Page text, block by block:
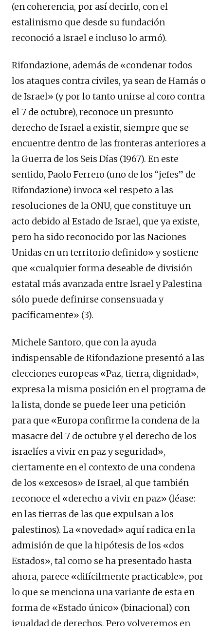
(en coherencia, por así decirlo, con el
estalinismo que desde su fundación
reconoció a Israel e incluso lo armó).
Rifondazione, además de «condenar todos
los ataques contra civiles, ya sean de Hamás o
de Israel» (y por lo tanto unirse al coro contra
el 7 de octubre), reconoce un presunto
derecho de Israel a existir, siempre que se
encuentre dentro de las fronteras anteriores a
la Guerra de los Seis Días (1967). En este
sentido, Paolo Ferrero (uno de los “jefes” de
Rifondazione) invoca «el respeto a las
resoluciones de la ONU, que constituye un
acto debido al Estado de Israel, que ya existe,
pero ha sido reconocido por las Naciones
Unidas en un territorio definido» y sostiene
que «cualquier forma deseable de división
estatal más avanzada entre Israel y Palestina
sólo puede definirse consensuada y
pacíficamente» (3).
Michele Santoro, que con la ayuda
indispensable de Rifondazione presentó a las
elecciones europeas «Paz, tierra, dignidad»,
expresa la misma posición en el programa de
la lista, donde se puede leer una petición
para que «Europa confirme la condena de la
masacre del 7 de octubre y el derecho de los
israelíes a vivir en paz y seguridad»,
ciertamente en el contexto de una condena
de los «excesos» de Israel, al que también
reconoce el «derecho a vivir en paz» (léase:
en las tierras de las que expulsan a los
palestinos). La «novedad» aquí radica en la
admisión de que la hipótesis de los «dos
Estados», tal como se ha presentado hasta
ahora, parece «difícilmente practicable», por
lo que se menciona una variante de esta en
forma de «Estado único» (binacional) con
igualdad de derechos. Pero volveremos en